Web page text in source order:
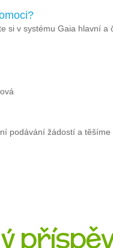
si v systému Gaia hlavní a
podávání žádostí a